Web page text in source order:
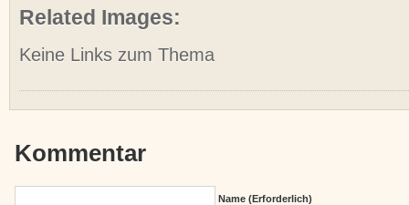
Related Images:
Keine Links zum Thema
Kommentar
Name (erforderlich)